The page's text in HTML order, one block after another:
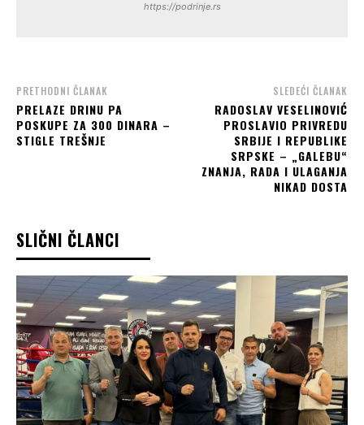
https://podrinje.rs
PRETHODNI ČLANAK
PRELAZE DRINU PA
POSKUPE ZA 300 DINARA –
STIGLE TREŠNJE
SLEDEĆI ČLANAK
RADOSLAV VESELINOVIĆ
PROSLAVIO PRIVREDU
SRBIJE I REPUBLIKE
SRPSKE – „GALEBU“
ZNANJA, RADA I ULAGANJA
NIKAD DOSTA
SLIČNI ČLANCI